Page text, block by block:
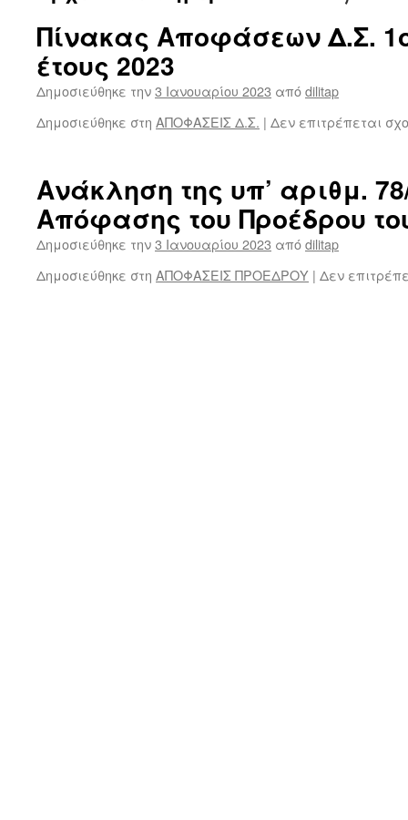
Πίνακας Αποφάσεων Δ.Σ.
έτους 2023
Δημοσιεύθηκε την3 Ιανουαρίου 2023 απόdilitap
Δημοσιεύθηκε στη ΑΠΟΦΑΣΕΙΣ Δ.Σ. | Δεν επιτρέπεται
Ανάκληση της υπ’ αριθμ.
Απόφασης του Προέδρου
Δημοσιεύθηκε την3 Ιανουαρίου 2023 απόdilitap
Δημοσιεύθηκε στη ΑΠΟΦΑΣΕΙΣ ΠΡΟΕΔΡΟΥ | Δεν